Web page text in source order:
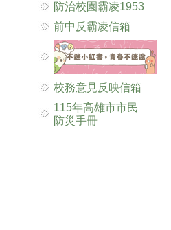
防治校園霸凌1953
前中反霸凌信箱
校務意見反映信箱
115年高雄市市民
防災手冊